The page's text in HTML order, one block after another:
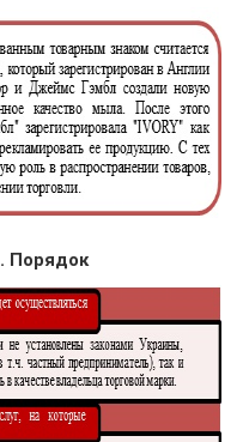
. Порядок